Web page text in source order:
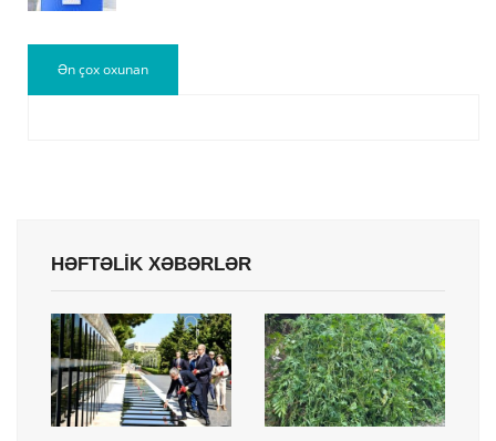
Ən çox oxunan
HƏFTƏLİK XƏBƏRLƏR